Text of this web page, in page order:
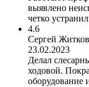
выявлено
четко
4.6
Сергей Житков
23.02.2023
Делал
ходовой.
оборудование